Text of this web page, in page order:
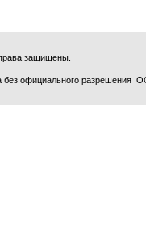
защищены.
без официального разрешения